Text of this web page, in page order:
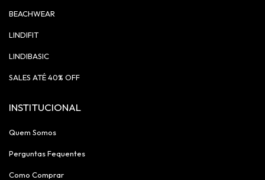
BEACHWEAR
LINDIFIT
LINDIBASIC
SALES ATÉ 40% OFF
INSTITUCIONAL
Quem Somos
Perguntas Fequentes
Como Comprar